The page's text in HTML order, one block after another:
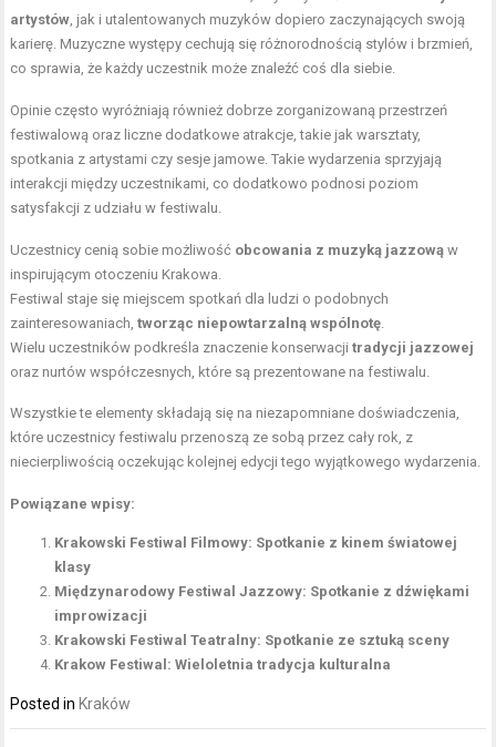
artystów , jak i utalentowanych muzyków dopiero zaczynających swoją
karierę. Muzyczne występy cechują się różnorodnością stylów i brzmień,
co sprawia, że każdy uczestnik może znaleźć coś dla siebie.
Opinie często wyróżniają również dobrze zorganizowaną przestrzeń
festiwalową oraz liczne dodatkowe atrakcje, takie jak warsztaty,
spotkania z artystami czy sesje jamowe. Takie wydarzenia sprzyjają
interakcji między uczestnikami, co dodatkowo podnosi poziom
satysfakcji z udziału w festiwalu.
Uczestnicy cenią sobie możliwość obcowania z muzyką jazzową w
inspirującym otoczeniu Krakowa.
Festiwal staje się miejscem spotkań dla ludzi o podobnych
zainteresowaniach,tworząc niepowtarzalną wspólnotę
Wielu uczestników podkreśla znaczenie konserwacjitradycji jazzowej
oraz nurtów współczesnych, które są prezentowane na festiwalu.
Wszystkie te elementy składają się na niezapomniane doświadczenia,
które uczestnicy festiwalu przenoszą ze sobą przez cały rok, z
niecierpliwością oczekując kolejnej edycji tego wyjątkowego wydarzenia.
Powiązane wpisy:
Krakowski Festiwal Filmowy: Spotkanie z kinem światowej
klasy
Międzynarodowy Festiwal Jazzowy: Spotkanie z dźwiękami
improwizacji
Krakowski Festiwal Teatralny: Spotkanie ze sztuką sceny
Krakow Festiwal: Wieloletnia tradycja kulturalna
Posted in Kraków